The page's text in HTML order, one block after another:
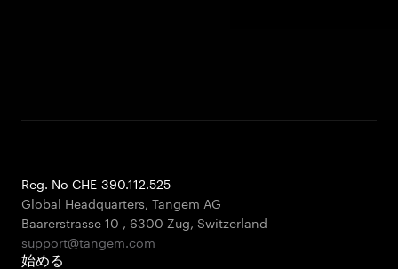
Reg. No CHE-390.112.525
Global Headquarters, Tangem AG
Baarerstrasse 10 , 6300 Zug, Switzerland
support@tangem.com
始める